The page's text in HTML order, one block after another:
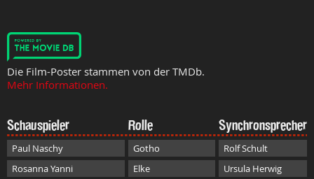
Die Film-Poster stammen von der TMDb.
Mehr Informationen.
Schauspieler Rolle Synchronsprecher
Paul Naschy Gotho
Rolf Schult
Rosanna Yanni
Elke Ursula Herwig